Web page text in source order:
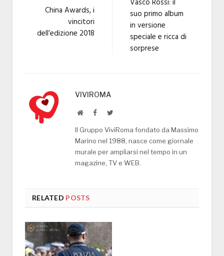
China Awards, i
vincitori
dell’edizione 2018
suo primo album
in versione
speciale e ricca di
sorprese
VIVIROMA
WebsiteFacebookTwitter
Il Gruppo ViviRoma fondato da Massimo
Marino nel 1988, nasce come giornale
murale per ampliarsi nel tempo in un
magazine, TV e WEB.
RELATED POSTS